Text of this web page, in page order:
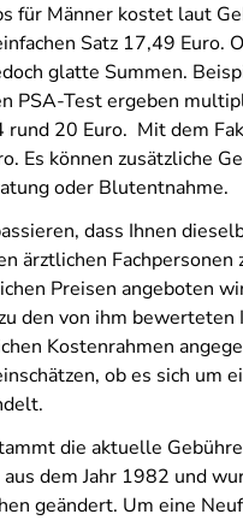
für Männer kostet laut
Satz 17,49 Euro.
glatte Summen.
PSA-Test ergeben
rund 20 Euro. Mit dem
Es können zusätzliche
oder Blutentnahme.
dass Ihnen
ärztlichen Fachpersonen
Preisen angeboten
den von ihm bewerteten
Kostenrahmen
ob es sich um
die aktuelle
dem Jahr 1982 und
geändert. Um eine